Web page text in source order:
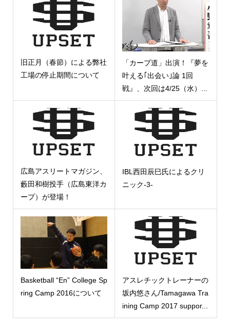
旧正月（春節）による弊社
工場の停止期間について
「カープ道」出演！『夢を
叶える｢出会い｣論 1回
戦』、次回は4/25（水）...
広島アスリートマガジン、
藪田和樹投手（広島東洋カ
ープ）が登場！
IBL西田辰巳氏によるクリ
ニック-3-
Basketball “En” College Sp
ring Camp 2016について
アスレチックトレーナーの
坂内悠さん/Tamagawa Tra
ining Camp 2017 suppor...